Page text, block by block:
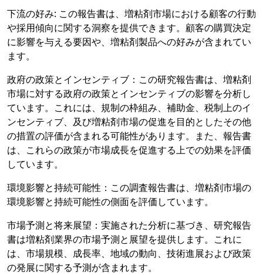
下流の好み: この報告書は、増粘剤市場における顧客の行動
や採用傾向に関する洞察を提供できます。顧客の購買決定
に影響を与える要因や、増粘剤製品への好みが含まれてい
ます。
政府の政策とインセンティブ：この研究報告書は、増粘剤
市場に対する政府の政策とインセンティブの影響を分析し
ています。これには、規制の枠組み、補助金、税制上のイ
ンセンティブ、及び増粘剤市場の促進を目的としたその他
の措置の評価が含まれる可能性があります。また、報告書
は、これらの政策が市場成長を促進する上での効果を評価
しています。
環境影響と持続可能性：この調査報告書は、増粘剤市場の
環境影響と持続可能性の側面を評価しています。
市場予測と将来展望：実施された分析に基づき、研究報告
書は増粘剤業界の市場予測と展望を提供します。これに
は、市場規模、成長率、地域の動向、技術進展および政策
の発展に関する予測が含まれます。